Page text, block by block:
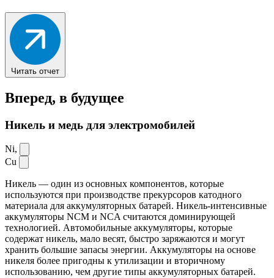
Читать отчет
Вперед, в будущее
Никель и медь для электромобилей
Ni,
Cu
Никель — один из основных компонентов, которые
используются при производстве прекурсоров катодного
материала для аккумуляторных батарей. Никель-интенсивные
аккумуляторы NCM и NCA считаются доминирующей
технологией. Автомобильные аккумуляторы, которые
содержат никель, мало весят, быстро заряжаются и могут
хранить большие запасы энергии. Аккумуляторы на основе
никеля более пригодны к утилизации и вторичному
использованию, чем другие типы аккумуляторных батарей.